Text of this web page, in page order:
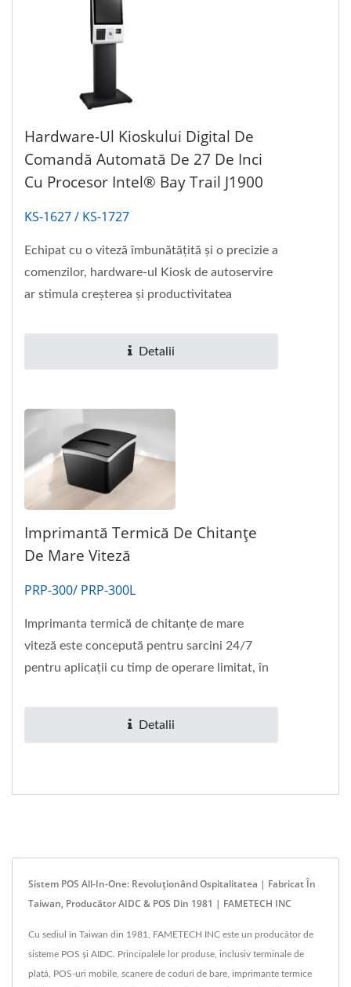
Hardware-Ul Kioskului Digital De
Comandă Automată De 27 De Inci
Cu Procesor Intel® Bay Trail J1900
KS-1627 / KS-1727
Echipat cu o viteză îmbunătățită și o precizie a
comenzilor, hardware-ul Kiosk de autoservire
ar stimula creșterea și productivitatea
Detalii
Imprimantă Termică De Chitanțe
De Mare Viteză
PRP-300/ PRP-300L
Imprimanta termică de chitanțe de mare
viteză este concepută pentru sarcini 24/7
pentru aplicații cu timp de operare limitat, în
Detalii
Sistem POS All-In-One: Revoluționând Ospitalitatea | Fabricat În
Taiwan, Producător AIDC & POS Din 1981 | FAMETECH INC
Cu sediul în Taiwan din 1981, FAMETECH INC este un producător de
sisteme POS și AIDC. Principalele lor produse, inclusiv terminale de
plată, POS-uri mobile, scanere de coduri de bare, imprimante termice